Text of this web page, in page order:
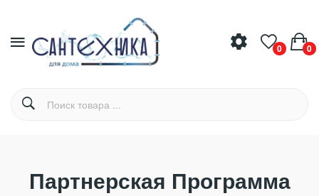
0 0
Партнерская Программа